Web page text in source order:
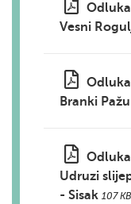
Vesni
Branki
Udruzi
- Sisak 107 KB